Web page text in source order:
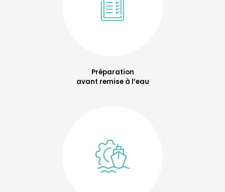
Préparation
avant remise à l’eau